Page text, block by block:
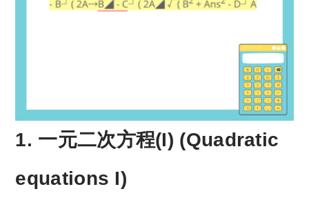
1. 一元二次方程(I) (Quadratic
equations I)